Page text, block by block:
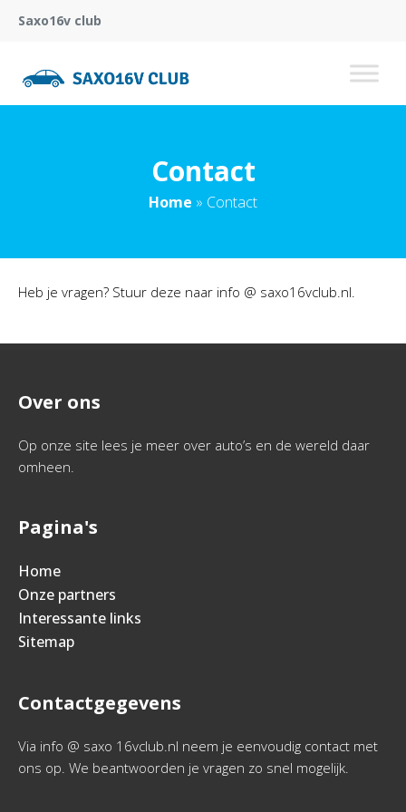
Saxo16v club
Contact
Home » Contact
Heb je vragen? Stuur deze naar info @ saxo16vclub.nl.
Over ons
Op onze site lees je meer over auto’s en de wereld daar
omheen.
Pagina's
Home
Onze partners
Interessante links
Sitemap
Contactgegevens
Via info @ saxo 16vclub.nl neem je eenvoudig contact met
ons op. We beantwoorden je vragen zo snel mogelijk.